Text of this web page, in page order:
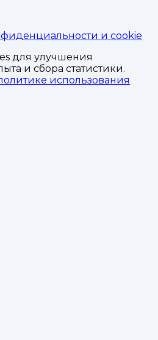
и cookie
для улучшения
и сбора статистики.
использования